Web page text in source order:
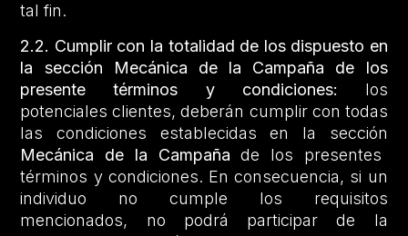
tal fin.
2.2. Cumplir con la totalidad de los dispuesto en
la sección Mecánica de la Campaña de los
presente términos y condiciones: los
potenciales clientes, deberán cumplir con todas
las condiciones establecidas en la sección
Mecánica de la Campaña de los presentes
términos y condiciones. En consecuencia, si un
individuo no cumple los requisitos
mencionados, no podrá participar de la